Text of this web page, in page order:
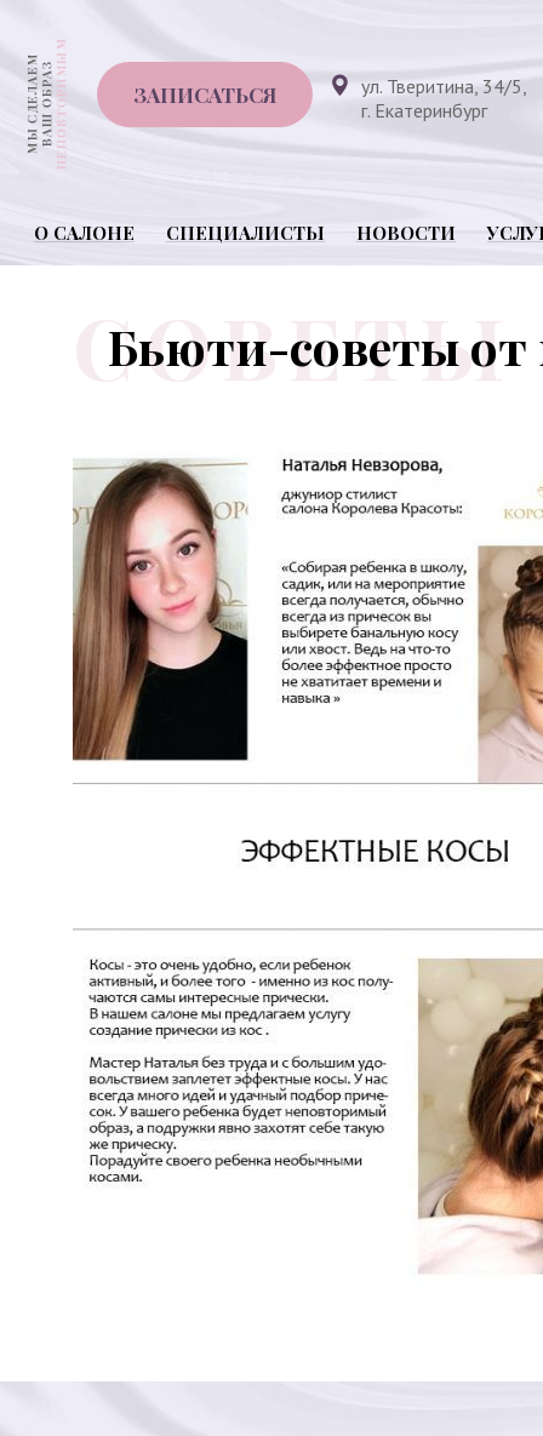
ЗАПИСАТЬСЯ
ул. Тверитина, 34/5,
г. Екатеринбург
О САЛОНЕ СПЕЦИАЛИСТЫ НОВОСТИ
Бьюти-советы